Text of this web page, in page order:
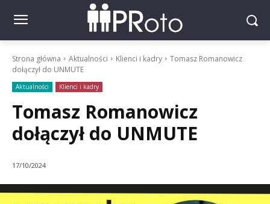
Strona główna Aktualności Klienci i kadry
Tomasz Romanowicz
dołączył do UNMUTE
Aktualności Klienci i kadry
Tomasz Romanowicz
dołączył do UNMUTE
17/10/2024